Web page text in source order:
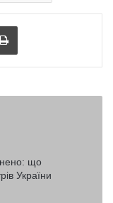
поштоюНадрукувати
що
України